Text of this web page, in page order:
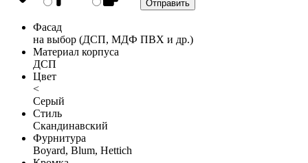
Фасад
на выбор (ДСП, МДФ ПВХ и др.)
Материал корпуса
ДСП
Цвет
<
Серый
Стиль
Скандинавский
Фурнитура
Boyard, Blum, Hettich